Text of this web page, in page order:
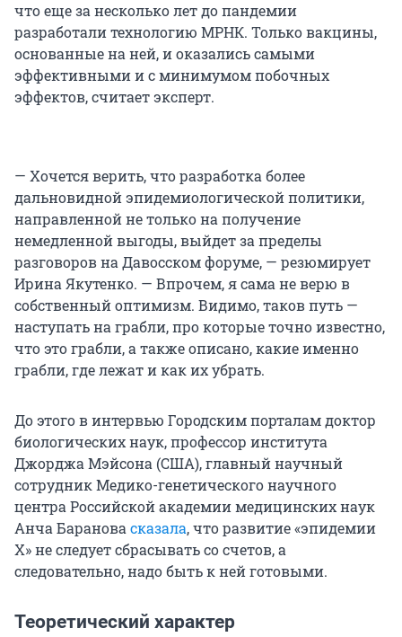
что еще за несколько лет до пандемии
разработали технологию МРНК. Только вакцины,
основанные на ней, и оказались самыми
эффективными и с минимумом побочных
эффектов, считает эксперт.
— Хочется верить, что разработка более
дальновидной эпидемиологической политики,
направленной не только на получение
немедленной выгоды, выйдет за пределы
разговоров на Давосском форуме, — резюмирует
Ирина Якутенко. — Впрочем, я сама не верю в
собственный оптимизм. Видимо, таков путь —
наступать на грабли, про которые точно известно,
что это грабли, а также описано, какие именно
грабли, где лежат и как их убрать.
До этого в интервью Городским порталам доктор
биологических наук, профессор института
Джорджа Мэйсона (США), главный научный
сотрудник Медико-генетического научного
центра Российской академии медицинских наук
Анча Барановасказала, что развитие «эпидемии
Х» не следует сбрасывать со счетов, а
следовательно, надо быть к ней готовыми.
Теоретический характер